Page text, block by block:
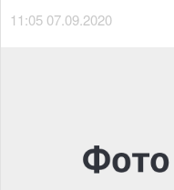
11:05 07.09.2020